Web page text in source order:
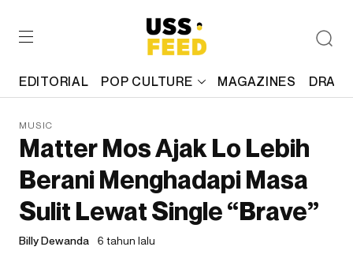
EDITORIAL POP CULTURE MAGAZINES
MUSIC
Matter Mos Ajak Lo Lebih
Berani Menghadapi Masa
Sulit Lewat Single “Brave”
Billy Dewanda 6 tahun lalu